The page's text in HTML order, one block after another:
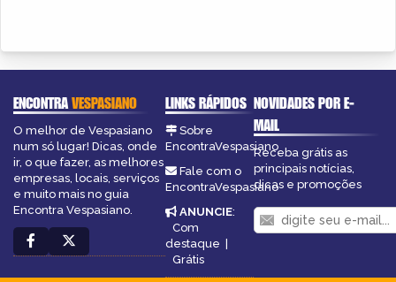
ENCONTRAVESPASIANO
O melhor de Vespasiano
num só lugar! Dicas, onde
ir, o que fazer, as melhores
empresas, locais, serviços
e muito mais no guia
Encontra Vespasiano.
LINKS RÁPIDOS
Sobre
EncontraVespasiano
Fale com o
EncontraVespasiano
ANUNCIE:
Com
destaque
Grátis
NOVIDADES POR E-
MAIL
Receba grátis as
principais notícias,
dicas e promoções